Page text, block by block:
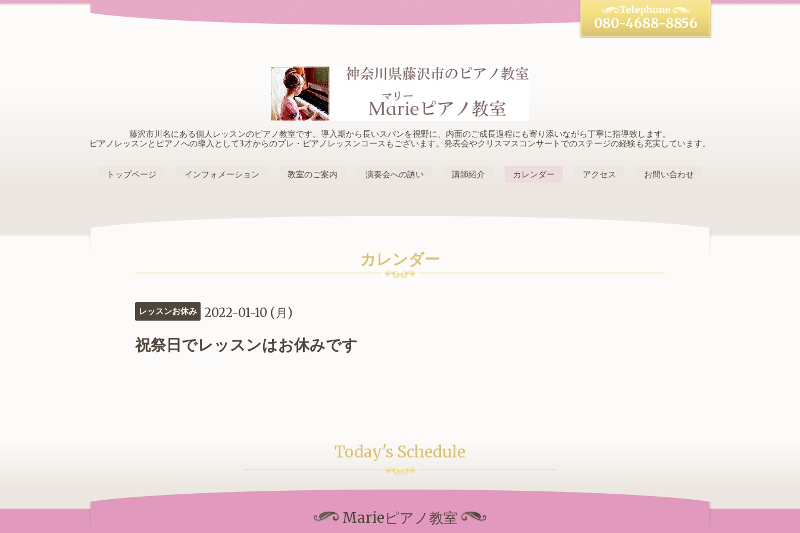
藤沢市川名にある個人レッスンのピアノ教室です。導入期から長いスパンを視野に、内面のご成長過程にも寄り添いながら丁寧に指導致します。
ピアノレッスンとピアノへの導入として3才からのプレ・ピアノレッスンコースもございます。発表会やクリスマスコンサートでのステージの経験も充実しています。
080-4688-8856
トップページ インフォメーション 教室のご案内 演奏会への誘い 講師紹介 カレンダー アクセス お問い合わせ
カレンダー
レッスンお休み 2022-01-10 (月)
祝祭日でレッスンはお休みです
Today's Schedule
Marieピアノ教室